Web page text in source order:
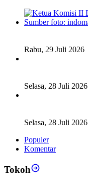
Rabu, 29 Juli 2026
Selasa, 28 Juli 2026
Selasa, 28 Juli 2026
Populer
Komentar
Tokoh